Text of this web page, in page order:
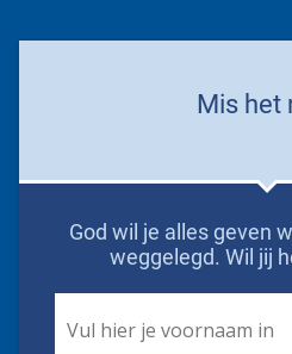
Mis het
God wil je alles geven
weggelegd. Wil jij
Name *